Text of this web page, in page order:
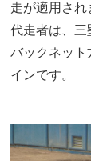
走が適用され
代走者は、三
バックネット
インです。